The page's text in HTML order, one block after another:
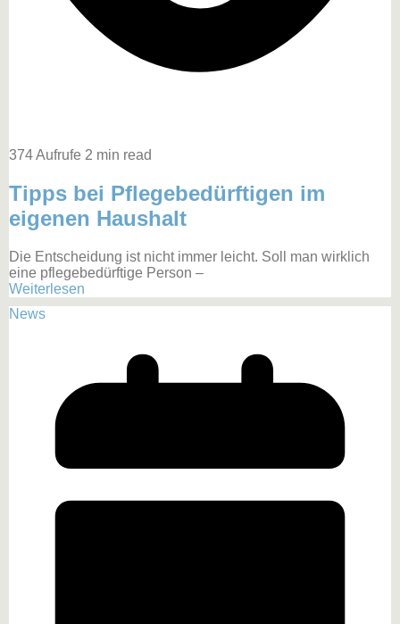
374 Aufrufe 2 min read
Tipps bei Pflegebedürftigen im
eigenen Haushalt
Die Entscheidung ist nicht immer leicht. Soll man wirklich
eine pflegebedürftige Person –
Weiterlesen
News